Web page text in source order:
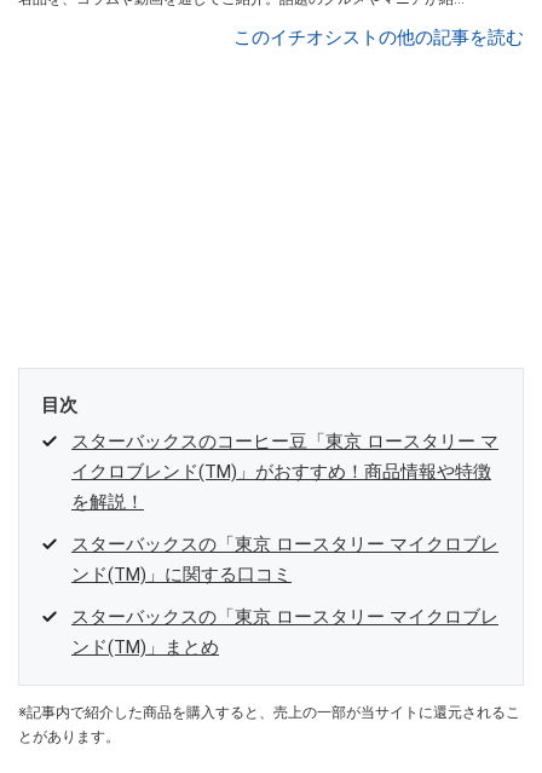
インフルエンサーが実際に使用してレビューしています。毎日トレン
このイチオシストの他の記事を読む
目次
スターバックスのコーヒー豆「東京 ロースタリー マ
イクロブレンド(TM)」がおすすめ！商品情報や特徴
を解説！
スターバックスの「東京 ロースタリー マイクロブレ
ンド(TM)」に関する口コミ
スターバックスの「東京 ロースタリー マイクロブレ
ンド(TM)」まとめ
※記事内で紹介した商品を購入すると、売上の一部が当サイトに還元されるこ
とがあります。